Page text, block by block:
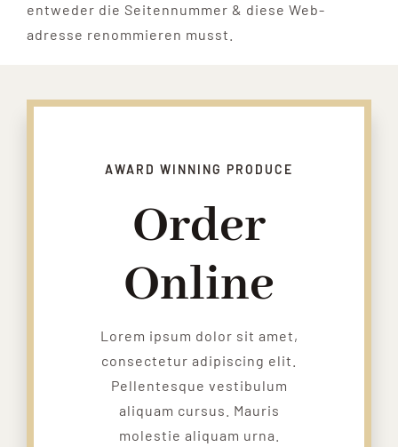
entweder die Seitennummer & diese Web-
adresse renommieren musst.
AWARD WINNING PRODUCE
Order
Online
Lorem ipsum dolor sit amet,
consectetur adipiscing elit.
Pellentesque vestibulum
aliquam cursus. Mauris
molestie aliquam urna.